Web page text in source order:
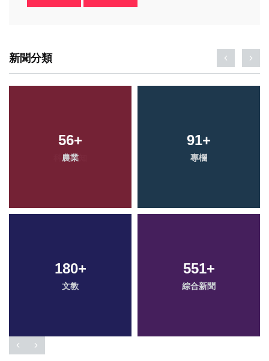
新聞分類
56+
農業
91+
專欄
180+
文教
551+
綜合新聞